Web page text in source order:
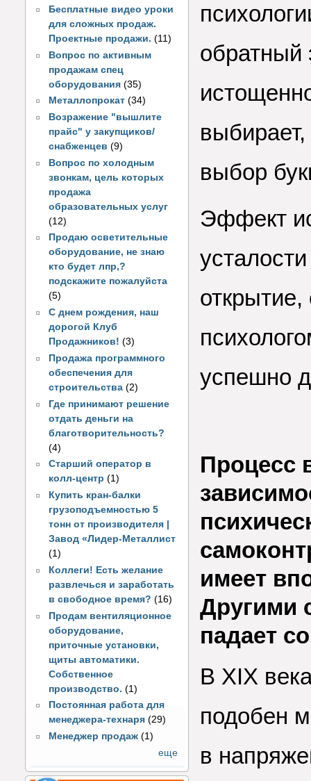
Бесплатные видео уроки
для сложных продаж.
Проектные продажи. (11)
Вопрос по активным
продажам спец
оборудования (35)
Металлопрокат (34)
Возражение "вышлите
прайс" у закупщиков/
снабженцев (9)
Вопрос по холодным
звонкам, цель которых
продажа
образовательных услуг
(12)
Продаю осветительные
оборудование, не знаю
кто будет лпр,?
подскажите пожалуйста
(5)
С днем рождения, наш
дорогой Клуб
Продажников! (3)
Продажа программного
обеспечения для
строительства (2)
Где принимают решение
отдать деньги на
благотворительность?
(4)
Старший оператор в
колл-центр (1)
Купить кран-балки
грузоподъемностью 5
тонн от производителя |
Завод «Лидер-Металлист
(1)
Коллеги! Есть желание
развлечься и заработать
в свободное время? (16)
Продам вентиляционное
оборудование,
приточные установки,
щиты автоматики.
Собственное
производство. (1)
Постоянная работа для
менеджера-технаря (29)
Менеджер продаж (1)
еще
выбор
Эффект
успешно
Процесс
имеет
Другими
падает
В XIX
подобен
в